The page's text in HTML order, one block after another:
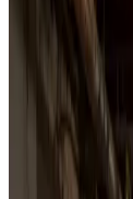
erhverv. Vi
aggregat til
mærker